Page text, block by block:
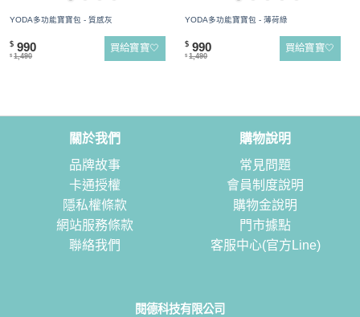
YODA多功能寶寶包 - 質感灰
$ 990
$ 1,490
買給寶寶🤍
YODA多功能寶寶包 - 薄荷綠
$ 990
$ 1,490
買給寶寶🤍
關於我們
品牌故事
卡通授權
隱私權條款
網站服務條款
聯絡我們
購物說明
常見問題
會員制度說明
購物金說明
門市據點
客服中心(官方Line)
閱德科技有限公司